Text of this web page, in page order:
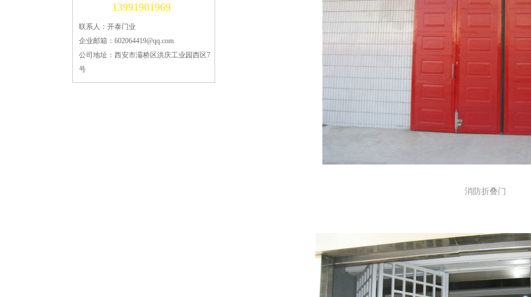
13991901969
联系人：开泰门业
企业邮箱： 602064419@qq.com
公司地址： 西安市灞桥区洪庆工业园西区7
号
消防折叠门